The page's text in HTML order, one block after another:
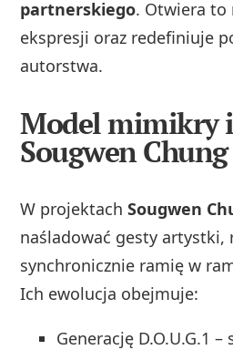
partnerskiego. Otwiera to
ekspresji oraz redefiniuje
autorstwa.
Model mimikry
Sougwen Chung
W projektachSougwen
naśladować gesty artystki,
synchronicznie ramię w
Ich ewolucja obejmuje:
Generację D.O.U.G.1